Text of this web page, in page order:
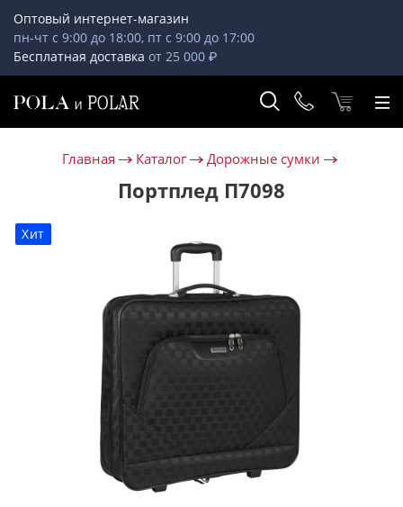
Оптовый интернет-магазин
пн-чт с 9:00 до 18:00, пт с 9:00 до 17:00
Бесплатная доставка от 25 000 ₽
Главная Каталог Дорожные сумки
Портплед П7098
Хит